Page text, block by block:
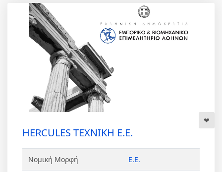
HERCULES ΤΕΧΝΙΚΗ Ε.Ε.
Νομική Μορφή Ε.Ε.